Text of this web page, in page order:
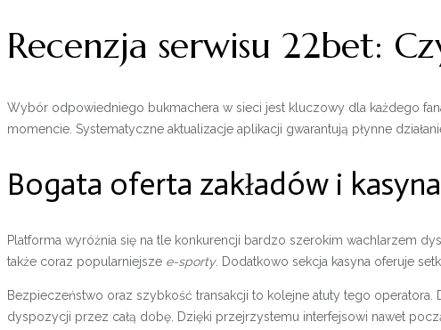
Recenzja serwisu 22bet:
Wybór odpowiedniego bukmachera w sieci jest kluczowy dla każdego
momencie. Systematyczne aktualizacje aplikacji gwarantują płynne
Bogata oferta zakładów i kasyna
Platforma wyróżnia się na tle konkurencji bardzo szerokim wachlarzem
także coraz popularniejsze e-sporty. Dodatkowo sekcja kasyna oferuje
Bezpieczeństwo oraz szybkość transakcji to kolejne atuty tego
dyspozycji przez całą dobę. Dzięki przejrzystemu interfejsowi nawet